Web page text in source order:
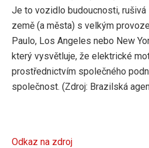
Je to vozidlo budoucnosti, rušivá
země (a města) s velkým
Paulo, Los Angeles nebo New
který vysvětluje, že elektrické
prostřednictvím společného
společnost. (Zdroj: Brazilská
Odkaz na zdroj